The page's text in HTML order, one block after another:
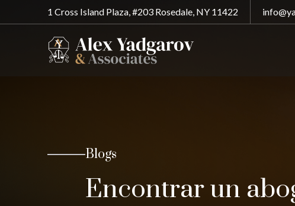
1 Cross Island Plaza, #203 Rosedale, NY 11422
Blogs
Encontrar un